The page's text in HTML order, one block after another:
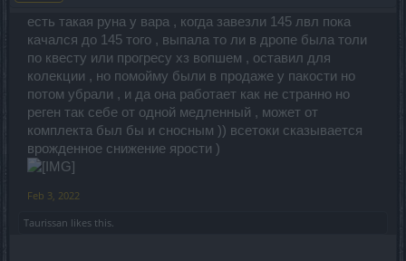
есть такая руна у вара , когда завезли 145 лвл пока
качался до 145 того , выпала то ли в дропе была толи
по квесту или прогресу хз вопшем , оставил для
колекции , но помойму были в продаже у пакости но
потом убрали , и да она работает как не странно но
реген так себе от одной медленный , может от
комплекта был бы и сносным )) всетоки сказывается
врожденное снижение ярости )
Feb 3, 2022
Taurissan likes this.